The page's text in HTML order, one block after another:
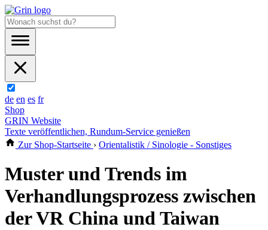
de en es fr
Shop
GRIN Website
Texte veröffentlichen, Rundum-Service genießen
Zur Shop-Startseite › Orientalistik / Sinologie - Sonstiges
Muster und Trends im
Verhandlungsprozess zwischen
der VR China und Taiwan